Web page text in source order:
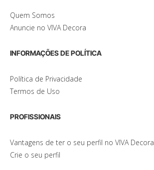
Quem Somos
Anuncie no VIVA Decora
INFORMAÇÕES DE POLÍTICA
Política de Privacidade
Termos de Uso
PROFISSIONAIS
Vantagens de ter o seu perfil no VIVA Decora
Crie o seu perfil